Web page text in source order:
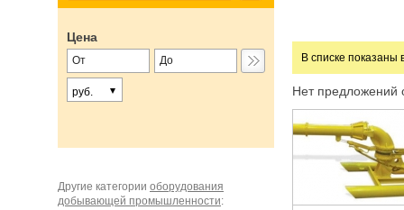
Цена
руб.
Другие категории оборудования
добывающей промышленности:
В списке показаны
Нет предложений